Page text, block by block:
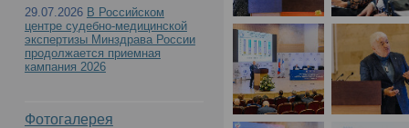
29.07.2026 В Российском
центре судебно-медицинской
экспертизы Минздрава России
продолжается приемная
кампания 2026
Фотогалерея